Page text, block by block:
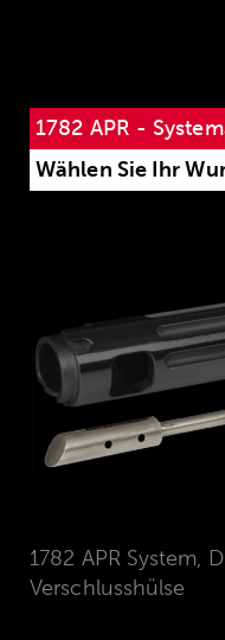
1782 APR -
Wählen Sie Ihr
1782 APR System,
Verschlusshülse